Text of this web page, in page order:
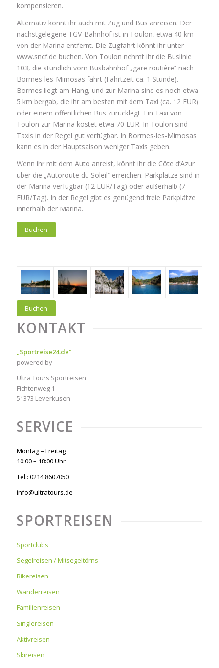
kompensieren.
Alternativ könnt ihr auch mit Zug und Bus anreisen. Der
nächstgelegene TGV-Bahnhof ist in Toulon, etwa 40 km
von der Marina entfernt. Die Zugfahrt könnt ihr unter
www.sncf.de buchen. Von Toulon nehmt ihr die Buslinie
103, die stündlich vom Busbahnhof „gare routière“ nach
Bormes-les-Mimosas fährt (Fahrtzeit ca. 1 Stunde).
Bormes liegt am Hang, und zur Marina sind es noch etwa
5 km bergab, die ihr am besten mit dem Taxi (ca. 12 EUR)
oder einem öffentlichen Bus zurücklegt. Ein Taxi von
Toulon zur Marina kostet etwa 70 EUR. In Toulon sind
Taxis in der Regel gut verfügbar. In Bormes-les-Mimosas
kann es in der Hauptsaison weniger Taxis geben.
Wenn ihr mit dem Auto anreist, könnt ihr die Côte d’Azur
über die „Autoroute du Soleil“ erreichen. Parkplätze sind in
der Marina verfügbar (12 EUR/Tag) oder außerhalb (7
EUR/Tag). In der Regel gibt es genügend freie Parkplätze
innerhalb der Marina.
Buchen
Buchen
KONTAKT
„Sportreise24.de“
powered by
Ultra Tours Sportreisen
Fichtenweg 1
51373 Leverkusen
SERVICE
Montag – Freitag:
10:00 – 18:00 Uhr
Tel.: 0214 8607050
info@ultratours.de
SPORTREISEN
Sportclubs
Segelreisen / Mitsegeltörns
Bikereisen
Wanderreisen
Familienreisen
Singlereisen
Aktivreisen
Skireisen